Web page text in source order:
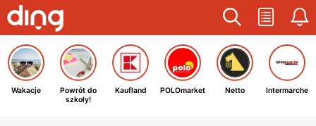
Wakacje
Powrót do
szkoły!
Kaufland POLOmarket Netto Intermarche